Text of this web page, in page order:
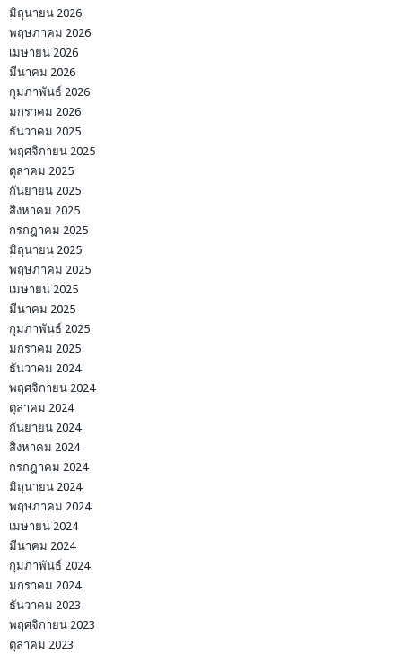
มิถุนายน 2026
พฤษภาคม 2026
เมษายน 2026
มีนาคม 2026
กุมภาพันธ์ 2026
มกราคม 2026
ธันวาคม 2025
พฤศจิกายน 2025
ตุลาคม 2025
กันยายน 2025
สิงหาคม 2025
กรกฎาคม 2025
มิถุนายน 2025
พฤษภาคม 2025
เมษายน 2025
มีนาคม 2025
กุมภาพันธ์ 2025
มกราคม 2025
ธันวาคม 2024
พฤศจิกายน 2024
ตุลาคม 2024
กันยายน 2024
สิงหาคม 2024
กรกฎาคม 2024
มิถุนายน 2024
พฤษภาคม 2024
เมษายน 2024
มีนาคม 2024
กุมภาพันธ์ 2024
มกราคม 2024
ธันวาคม 2023
พฤศจิกายน 2023
ตุลาคม 2023